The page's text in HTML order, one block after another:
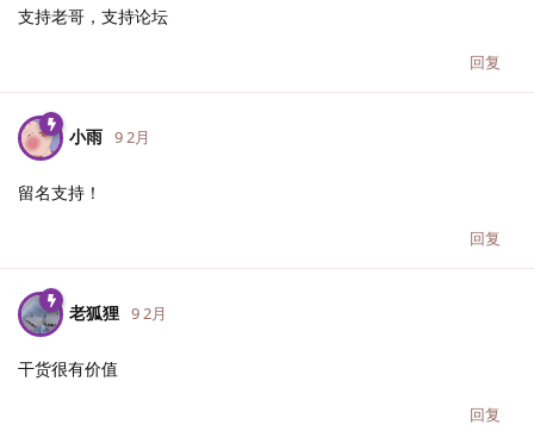
支持老哥，支持论坛
回复
小雨 9 2月
留名支持！
回复
老狐狸 9 2月
干货很有价值
回复